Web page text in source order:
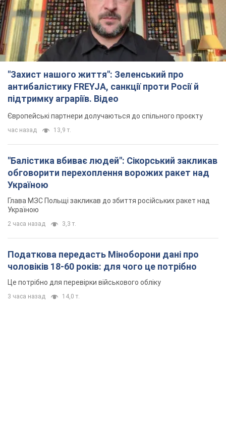
"Захист нашого життя": Зеленський про
антибалістику FREYJA, санкції проти Росії й
підтримку аграріїв. Відео
Європейські партнери долучаються до спільного проєкту
час назад 13,9 т.
"Балістика вбиває людей": Сікорський закликав
обговорити перехоплення ворожих ракет над
Україною
Глава МЗС Польщі закликав до збиття російських ракет над
Україною
2 часа назад 3,3 т.
Податкова передасть Міноборони дані про
чоловіків 18-60 років: для чого це потрібно
Це потрібно для перевірки військового обліку
3 часа назад 14,0 т.